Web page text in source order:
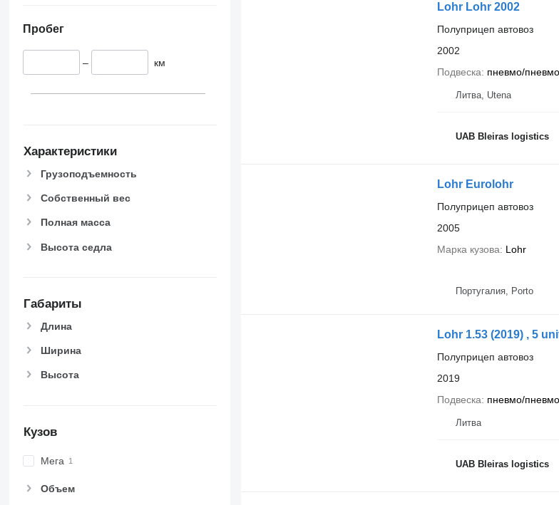
Пробег
– км
Характеристики
Грузоподъемность
Собственный вес
Полная масса
Высота седла
Габариты
Длина
Ширина
Высота
Кузов
Мега
Объем
Lohr Lohr 2002
Полуприцеп автовоз
2002
Подвеска
пневмо/пневмо
Литва, Utena
UAB Bleiras logistics
Lohr Eurolohr
Полуприцеп автовоз
2005
Марка кузова
Lohr
Португалия, Porto
Lohr 1.53 (2019) , 5
Полуприцеп автовоз
2019
Подвеска
пневмо/пневмо
Литва
UAB Bleiras logistics